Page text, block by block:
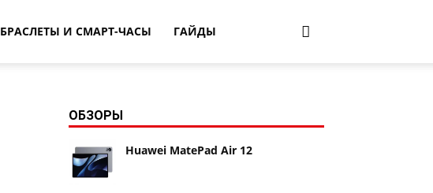
БРАСЛЕТЫ И СМАРТ-ЧАСЫ ГАЙДЫ
ОБЗОРЫ
Huawei MatePad Air 12